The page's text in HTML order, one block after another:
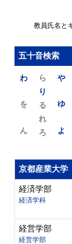
教員氏名と
五十音検索
や
ゆ
よ
ら
り
る
れ
ろ
わ
を
ん
京都産業大学
経済学部
経済学科
経営学部
経営学部